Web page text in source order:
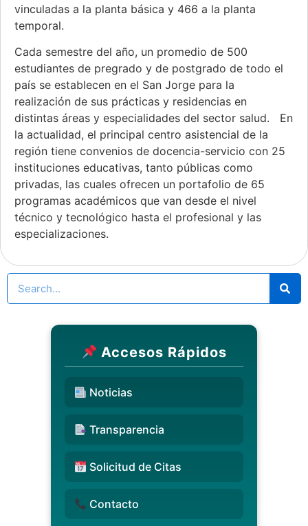
vinculadas a la planta básica y 466 a la planta
temporal.
Cada semestre del año, un promedio de 500
estudiantes de pregrado y de postgrado de todo el
país se establecen en el San Jorge para la
realización de sus prácticas y residencias en
distintas áreas y especialidades del sector salud. En
la actualidad, el principal centro asistencial de la
región tiene convenios de docencia-servicio con 25
instituciones educativas, tanto públicas como
privadas, las cuales ofrecen un portafolio de 65
programas académicos que van desde el nivel
técnico y tecnológico hasta el profesional y las
especializaciones.
Accesos Rápidos
Noticias
Transparencia
Solicitud de Citas
Contacto